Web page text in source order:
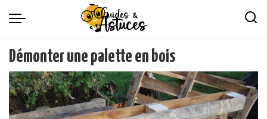
Démonter une palette en bois